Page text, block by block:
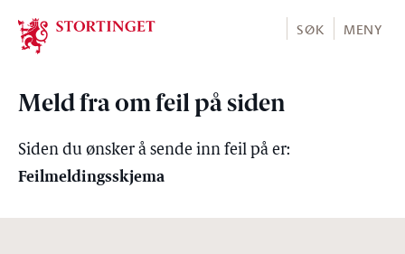
Stortinget.no
SØK MENY
Meld fra om feil på siden
Siden du ønsker å sende inn feil på er:
Feilmeldingsskjema